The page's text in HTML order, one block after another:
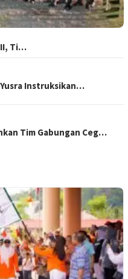
II, Ti…
Yusra Instruksikan…
Tim Gabungan Ceg…